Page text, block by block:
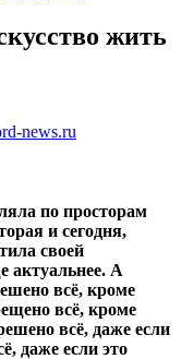
жить
news.ru
по просторам
и сегодня,
своей
актуальнее. А
всё, кроме
всё, кроме
всё, даже если
даже если это